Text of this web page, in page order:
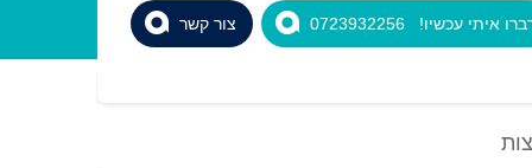
צור קשר איתי עכשיו! 0723932256